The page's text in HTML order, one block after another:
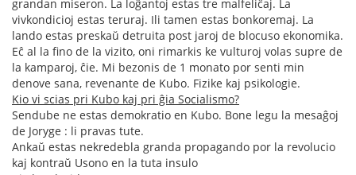
grandan miseron. La loĝantoj estas tre malfeliĉaj. La
vivkondicioj estas teruraj. Ili tamen estas bonkoremaj. La
lando estas preskaŭ detruita post jaroj de blocuso ekonomika.
Eĉ al la fino de la vizito, oni rimarkis ke vulturoj volas supre de
la kamparoj, ĉie. Mi bezonis de 1 monato por senti min
denove sana, revenante de Kubo. Fizike kaj psikologie.
Kio vi scias pri Kubo kaj pri ĝia Socialismo?
Sendube ne estas demokratio en Kubo. Bone legu la mesaĝoj
de Joryge : li pravas tute.
Ankaŭ estas nekredebla granda propagando por la revolucio
kaj kontraŭ Usono en la tuta insulo